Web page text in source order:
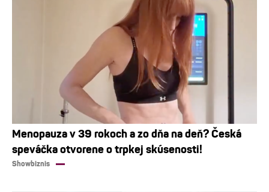
Menopauza v 39 rokoch a zo dňa na deň? Česká
speváčka otvorene o trpkej skúsenosti!
Showbiznis